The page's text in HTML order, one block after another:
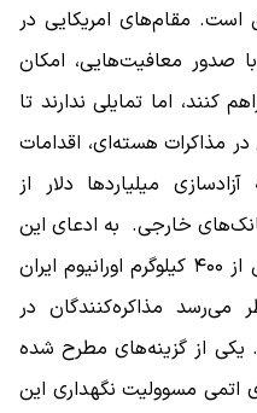
است. مقام‌های امریکایی در
صدور معافیت‌هایی، امکان
کنند، اما تمایلی ندارند تا
مذاکرات هسته‌ای، اقدامات
میلیاردها دلار از
خارجی. به ادعای این
نشریه اختلاف دیگر به ذخایر بیش از ۴۰۰ کیلوگرم اورانیوم ایران
مذاکره‌کنندگان در
از گزینه‌های مطرح شده
اتمی مسوولیت نگهداری این